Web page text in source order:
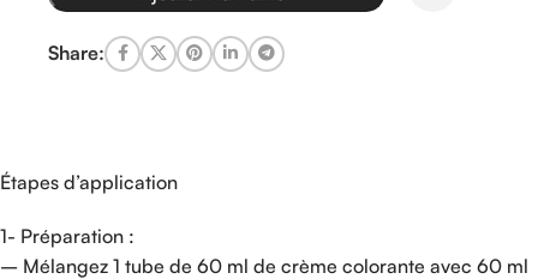
Share:
Étapes d’application
1- Préparation :
– Mélangez 1 tube de 60 ml de crème colorante avec 60 ml